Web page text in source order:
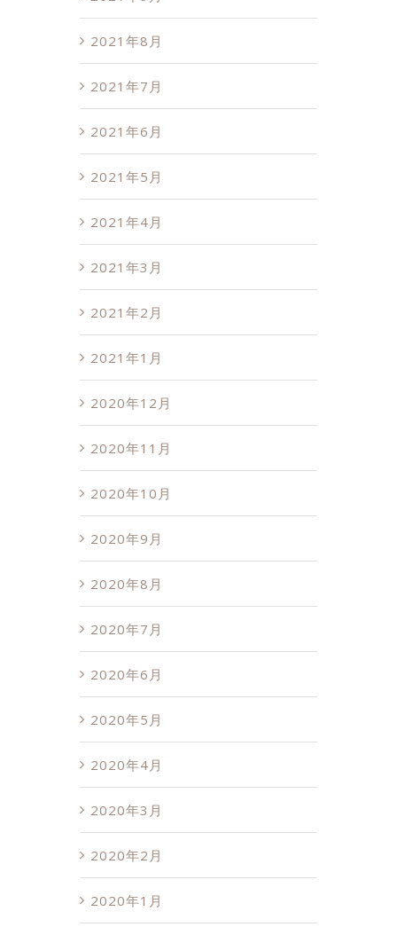
2021年8月
2021年7月
2021年6月
2021年5月
2021年4月
2021年3月
2021年2月
2021年1月
2020年12月
2020年11月
2020年10月
2020年9月
2020年8月
2020年7月
2020年6月
2020年5月
2020年4月
2020年3月
2020年2月
2020年1月